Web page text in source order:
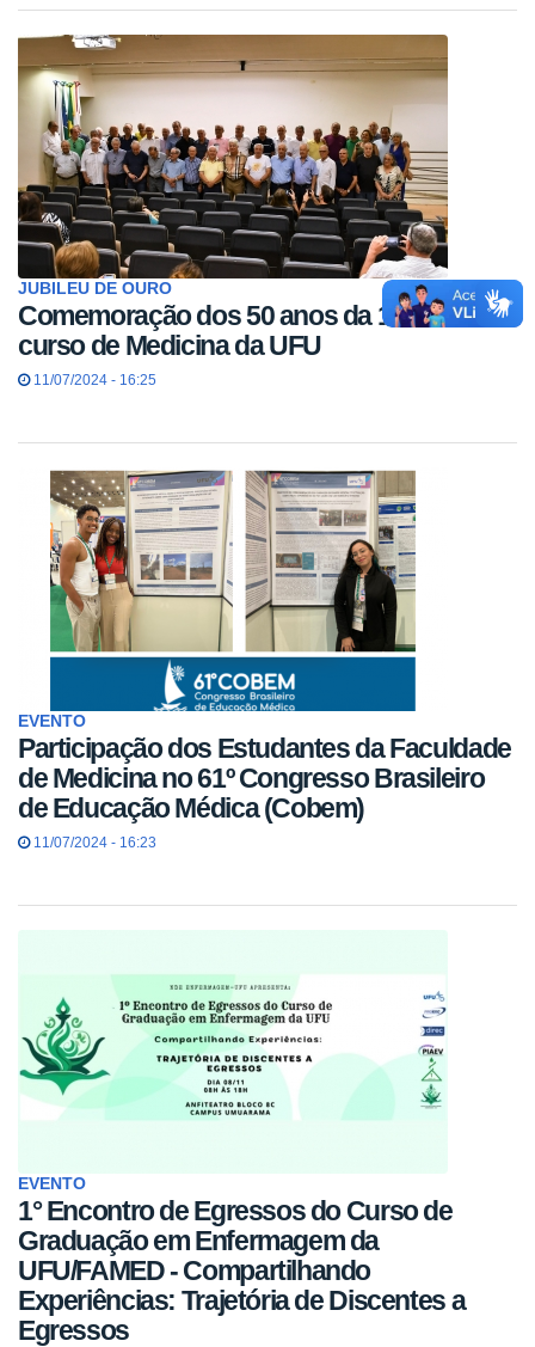
JUBILEU DE OURO
Comemoração dos 50 anos da 1º turma do
curso de Medicina da UFU
11/07/2024 - 16:25
EVENTO
Participação dos Estudantes da Faculdade
de Medicina no 61º Congresso Brasileiro
de Educação Médica (Cobem)
11/07/2024 - 16:23
EVENTO
1° Encontro de Egressos do Curso de
Graduação em Enfermagem da
UFU/FAMED - Compartilhando
Experiências: Trajetória de Discentes a
Egressos